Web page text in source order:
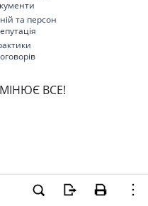
та персон
ВСЕ!